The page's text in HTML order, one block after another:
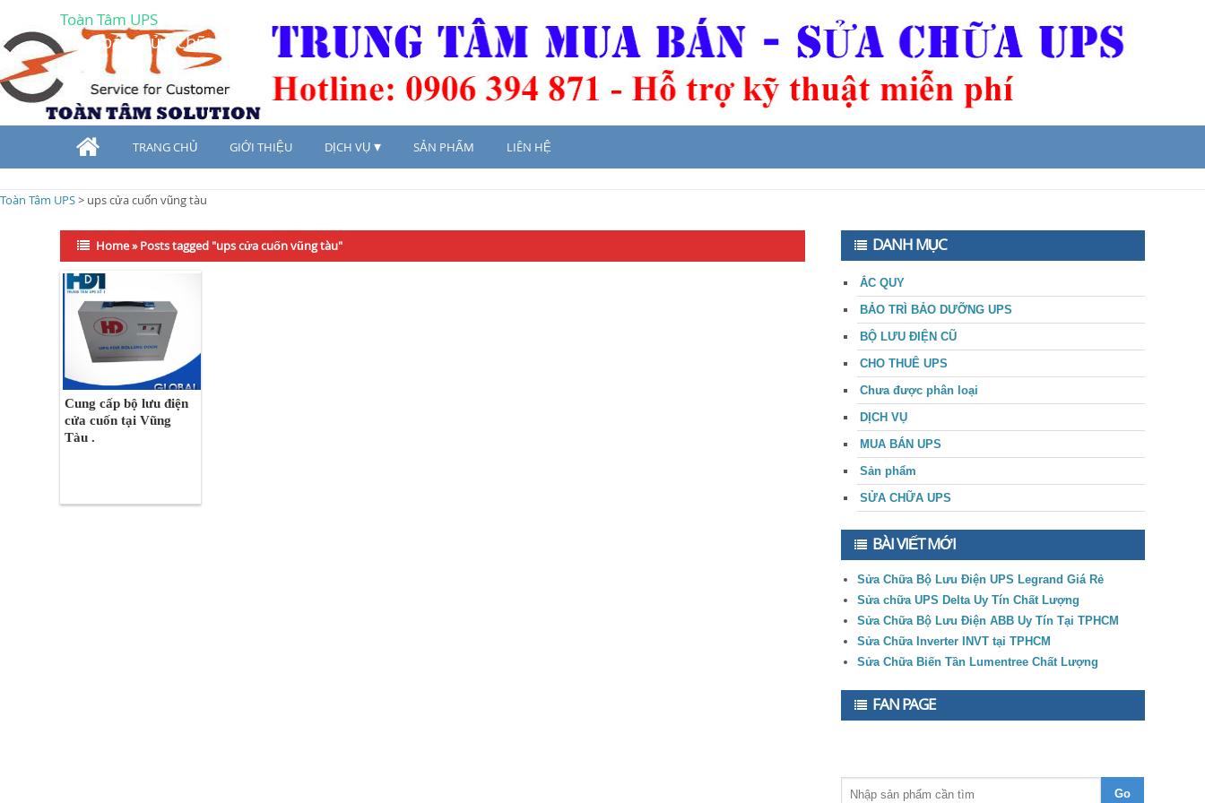
Toàn Tâm UPS
Mua bán, sửa chữa UPS
TRANG CHỦ GIỚI THIỆU DỊCH VỤ SẢN PHẨM LIÊN HỆ
Toàn Tâm UPS> ups cửa cuốn vũng tàu
Home»Posts tagged "ups cửa cuốn vũng tàu"
Cung cấp bộ lưu điện
cửa cuốn tại Vũng
Tàu .
DANH MỤC
ẮC QUY
BẢO TRÌ BẢO DƯỠNG UPS
BỘ LƯU ĐIỆN CŨ
CHO THUÊ UPS
Chưa được phân loại
DỊCH VỤ
MUA BÁN UPS
Sản phẩm
SỬA CHỮA UPS
BÀI VIẾT MỚI
Sửa Chữa Bộ Lưu Điện UPS Legrand Giá Rẻ
Sửa chữa UPS Delta Uy Tín Chất Lượng
Sửa Chữa Bộ Lưu Điện ABB Uy Tín Tại TPHCM
Sửa Chữa Inverter INVT tại TPHCM
Sửa Chữa Biến Tần Lumentree Chất Lượng
FAN PAGE